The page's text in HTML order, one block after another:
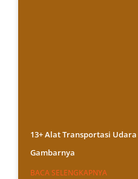
13+ Alat Transportasi
Gambarnya
BACA SELENGKAPNYA